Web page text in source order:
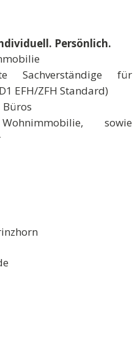
Persönlich.
Sachverständige für
EFH/ZFH Standard)
sowie